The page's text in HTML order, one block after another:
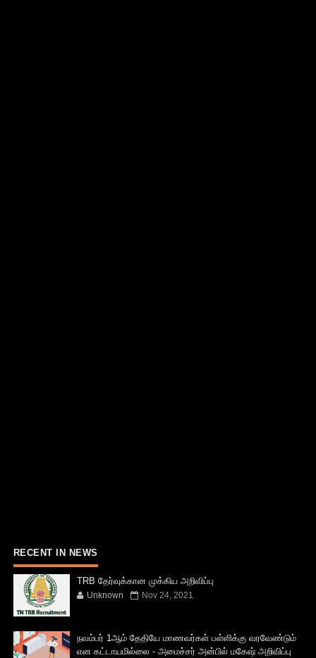
RECENT IN NEWS
TRB தேர்வுக்கான முக்கிய அறிவிப்பு
Unknown Nov 24, 2021
நவம்பர் 1ஆம் தேதியே மாணவர்கள் பள்ளிக்கு வரவேண்டும்
என கட்டாயமில்லை - அமைச்சர் அன்பில் மகேஷ் அறிவிப்பு